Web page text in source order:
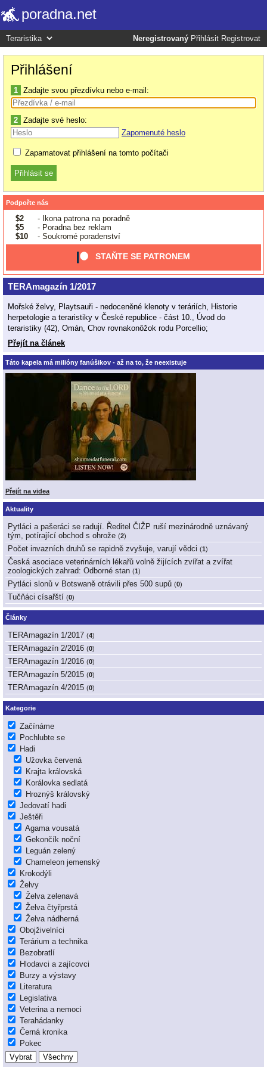
poradna.net
Neregistrovaný Přihlásit Registrovat
Přihlášení
1 Zadajte svou přezdívku nebo e-mail:
2 Zadajte své heslo:
Zapomenuté heslo
Zapamatovat přihlášení na tomto počítači
Podpořte nás
$2
- Ikona patrona na poradně
$5
- Poradna bez reklam
$10
- Soukromé poradenství
STAŇTE SE PATRONEM
TERAmagazín 1/2017
Mořské želvy, Playtsauři - nedoceněné klenoty v teráriích, Historie
herpetologie a teraristiky v České republice - část 10., Úvod do
teraristiky (42), Omán, Chov rovnakonôžok rodu Porcellio;
Přejít na článek
Táto kapela má milióny fanúšikov - až na to, že neexistuje
Přejít na videa
Aktuality
Pytláci a pašeráci se radují. Ředitel ČIŽP ruší mezinárodně uznávaný
tým, potírající obchod s ohrože (2)
Počet invazních druhů se rapidně zvyšuje, varují vědci (1)
Česká asociace veterinárních lékařů volně žijících zvířat a zvířat
zoologických zahrad: Odborné stan (1)
Pytláci slonů v Botswaně otrávili přes 500 supů (0)
Tučňáci císařští (0)
Články
TERAmagazín 1/2017 (4)
TERAmagazín 2/2016 (0)
TERAmagazín 1/2016 (0)
TERAmagazín 5/2015 (0)
TERAmagazín 4/2015 (0)
Kategorie
Začínáme
Pochlubte se
Hadi
Užovka červená
Krajta královská
Korálovka sedlatá
Hroznýš královský
Jedovatí hadi
Ještěři
Agama vousatá
Gekončík noční
Leguán zelený
Chameleon jemenský
Krokodýli
Želvy
Želva zelenavá
Želva čtyřprstá
Želva nádherná
Obojživelníci
Terárium a technika
Bezobratlí
Hlodavci a zajícovci
Burzy a výstavy
Literatura
Legislativa
Veterina a nemoci
Terahádanky
Černá kronika
Pokec